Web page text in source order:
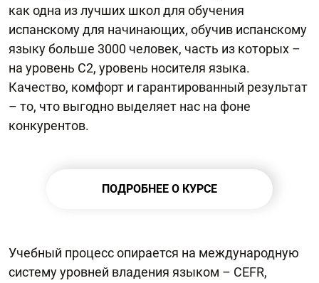
как одна из лучших школ для обучения
испанскому для начинающих, обучив испанскому
языку больше 3000 человек, часть из которых –
на уровень С2, уровень носителя языка.
Качество, комфорт и гарантированный результат
– то, что выгодно выделяет нас на фоне
конкурентов.
ПОДРОБНЕЕ О КУРСЕ
Учебный процесс опирается на международную
систему уровней владения языком – CEFR,